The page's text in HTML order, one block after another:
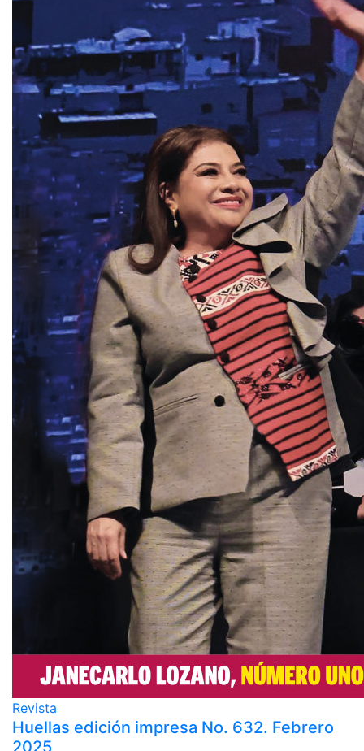
Revista
Huellas edición impresa No. 632. Febrero
2025